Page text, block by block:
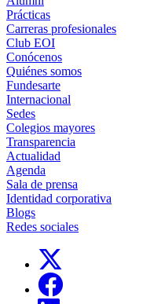
Prácticas
Carreras profesionales
Club EOI
Conócenos
Quiénes somos
Fundesarte
Internacional
Sedes
Colegios mayores
Transparencia
Actualidad
Agenda
Sala de prensa
Identidad corporativa
Blogs
Redes sociales
Links, Opens in